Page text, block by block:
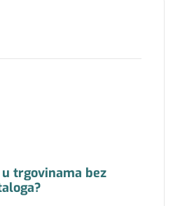
trgovinama bez